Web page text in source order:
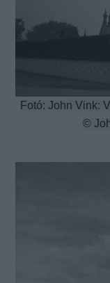
Fotó: John Vink:
©